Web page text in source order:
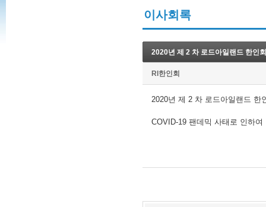
이사회록
2020년 제 2 차 로드아일랜드 한인
RI한인회
2020년 제 2 차 로드아일랜드 한
COVID-19 팬데믹 사태로 인하